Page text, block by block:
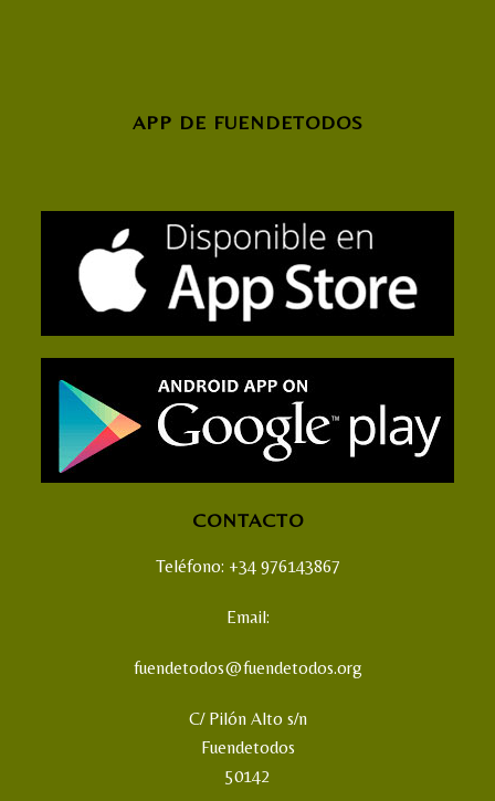
APP DE FUENDETODOS
CONTACTO
Teléfono: +34 976143867
Email:
fuendetodos@fuendetodos.org
C/ Pilón Alto s/n
Fuendetodos
50142